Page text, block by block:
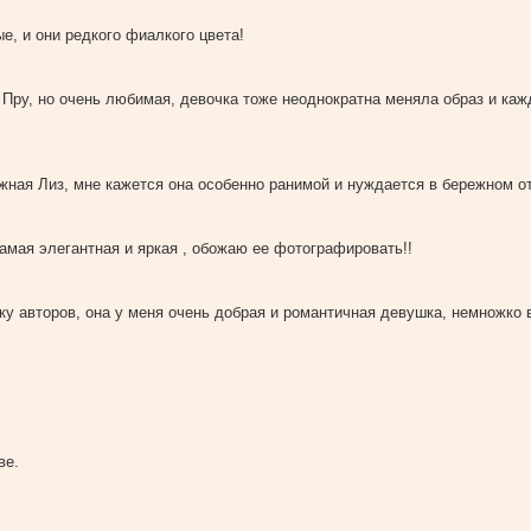
и они редкого фиалкого цвета!
но очень любимая, девочка тоже неоднократна меняла образ и
Лиз, мне кажется она особенно ранимой и нуждается в бережном
элегантная и яркая , обожаю ее фотографировать!!
авторов, она у меня очень добрая и романтичная девушка, немножко